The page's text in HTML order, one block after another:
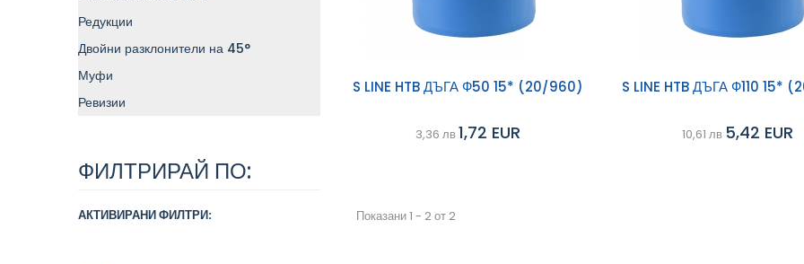
Редукции
Двойни разклонители на 45°
Муфи
Ревизии
ФИЛТРИРАЙ ПО:
АКТИВИРАНИ ФИЛТРИ:
Добави в
S LINE HTB ДЪГА Ф50 15* (20/960)
3,36 лв1,72 EUR
Добави в
S LINE HTB ДЪГА Ф110 15*
10,61 лв 5,42 EUR
Показани 1 - 2 от 2